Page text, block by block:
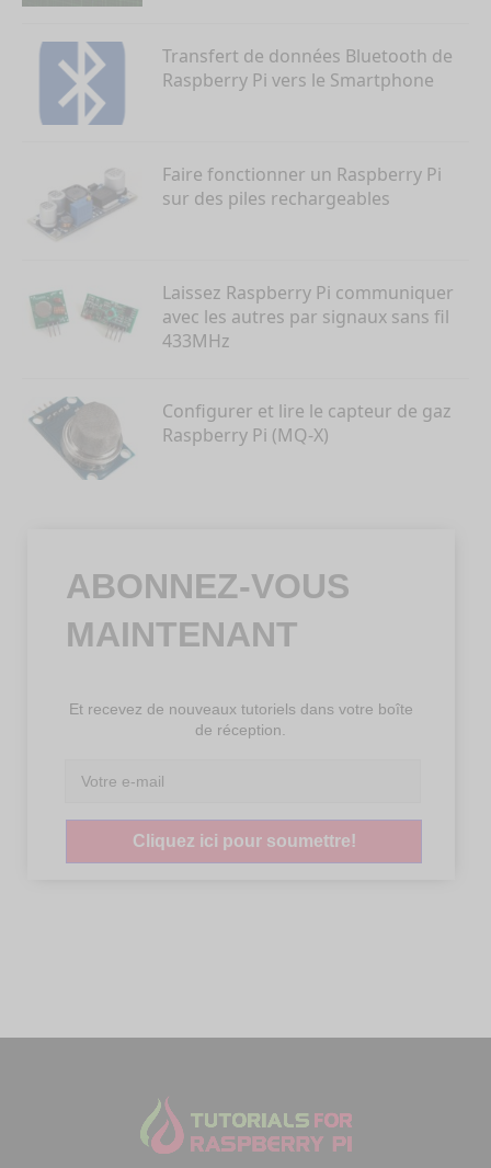
Transfert de données Bluetooth de
Raspberry Pi vers le Smartphone
Faire fonctionner un Raspberry Pi
sur des piles rechargeables
Laissez Raspberry Pi communiquer
avec les autres par signaux sans fil
433MHz
Configurer et lire le capteur de gaz
Raspberry Pi (MQ-X)
ABONNEZ-VOUS
MAINTENANT
Et recevez de nouveaux tutoriels dans votre boîte
de réception.
Cliquez ici pour soumettre!